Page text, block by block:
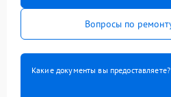
Вопросы по
Какие документы вы предоставляете?